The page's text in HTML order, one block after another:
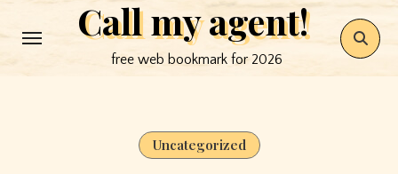
to
Call my agent!
free web bookmark for 2026
Uncategorized